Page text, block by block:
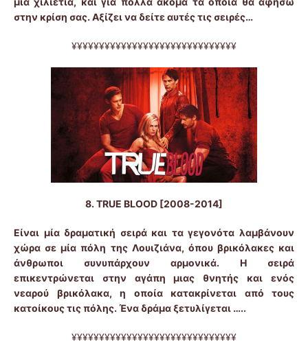
στην κρίση σας. Αξίζει να δείτε αυτές τις σειρές…
¥¥¥¥¥¥¥¥¥¥¥¥¥¥¥¥¥¥¥¥¥¥¥¥¥¥¥¥¥¥
8. TRUE BLOOD [2008-2014]
Είναι μία δραματική σειρά και τα γεγονότα λαμβάνουν
χώρα σε μία πόλη της Λουιζιάνα, όπου βρικόλακες και
άνθρωποι συνυπάρχουν αρμονικά. Η σειρά
επικεντρώνεται στην αγάπη μιας θνητής και ενός
νεαρού βρικόλακα, η οποία κατακρίνεται από τους
κατοίκους τις πόλης. Ένα δράμα ξετυλίγεται …..
¥¥¥¥¥¥¥¥¥¥¥¥¥¥¥¥¥¥¥¥¥¥¥¥¥¥¥¥¥¥